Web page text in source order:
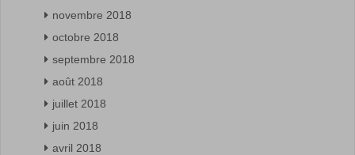
novembre 2018
octobre 2018
septembre 2018
août 2018
juillet 2018
juin 2018
avril 2018